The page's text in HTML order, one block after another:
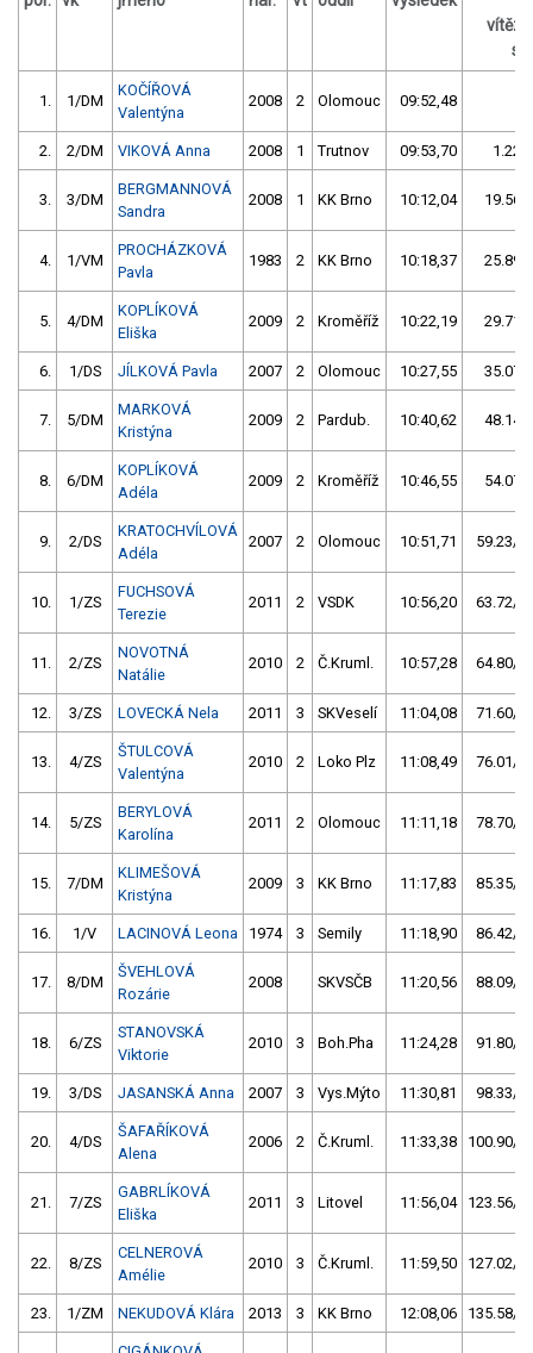
s /
1. 1/DM
KOČÍŘOVÁ
Valentýna
2008 2 Olomouc 09:52,48
2. 2/DM VIKOVÁ Anna 2008 1 Trutnov 09:53,70 1.22/
3. 3/DM
BERGMANNOVÁ
Sandra
2008 1 KK Brno 10:12,04 19.56/
4. 1/VM
PROCHÁZKOVÁ
Pavla
1983 2 KK Brno 10:18,37 25.89/
5. 4/DM
KOPLÍKOVÁ
Eliška
2009 2 Kroměříž 10:22,19 29.71/
6. 1/DS JÍLKOVÁ Pavla 2007 2 Olomouc 10:27,55 35.07/
7. 5/DM
MARKOVÁ
Kristýna
2009 2 Pardub. 10:40,62 48.14/
8. 6/DM
KOPLÍKOVÁ
Adéla
2009 2 Kroměříž 10:46,55 54.07/
9. 2/DS
KRATOCHVÍLOVÁ
Adéla
2007 2 Olomouc 10:51,71 59.23/
10. 1/ZS
FUCHSOVÁ
Terezie
2011 2 VSDK 10:56,20 63.72/
11. 2/ZS
NOVOTNÁ
Natálie
2010 2 Č.Kruml. 10:57,28 64.80/
12. 3/ZS LOVECKÁ Nela 2011 3 SKVeselí 11:04,08 71.60/
13. 4/ZS
ŠTULCOVÁ
Valentýna
2010 2 Loko Plz 11:08,49 76.01/
14. 5/ZS
BERYLOVÁ
Karolína
2011 2 Olomouc 11:11,18 78.70/
15. 7/DM
KLIMEŠOVÁ
Kristýna
2009 3 KK Brno 11:17,83 85.35/
16. 1/V LACINOVÁ Leona 1974 3 Semily 11:18,90 86.42/
17. 8/DM
ŠVEHLOVÁ
Rozárie
2008 SKVSČB 11:20,56 88.09/
18. 6/ZS
STANOVSKÁ
Viktorie
2010 3 Boh.Pha 11:24,28 91.80/
19. 3/DS JASANSKÁ Anna 2007 3 Vys.Mýto 11:30,81 98.33/
20. 4/DS
ŠAFAŘÍKOVÁ
Alena
2006 2 Č.Kruml. 11:33,38 100.90/
21. 7/ZS
GABRLÍKOVÁ
Eliška
2011 3 Litovel 11:56,04 123.56/
22. 8/ZS
CELNEROVÁ
Amélie
2010 3 Č.Kruml. 11:59,50 127.02/
23. 1/ZM NEKUDOVÁ Klára 2013 3 KK Brno 12:08,06 135.58/